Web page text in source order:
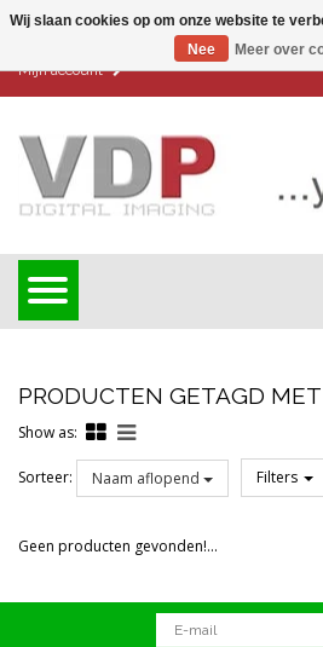
Mijn account
PRODUCTEN GETAGD
Show as:
Sorteer: Naam aflopend Filters
Prijs
Geen producten gevonden!...
Wij slaan cookies op om onze website te
Nee
Meer over